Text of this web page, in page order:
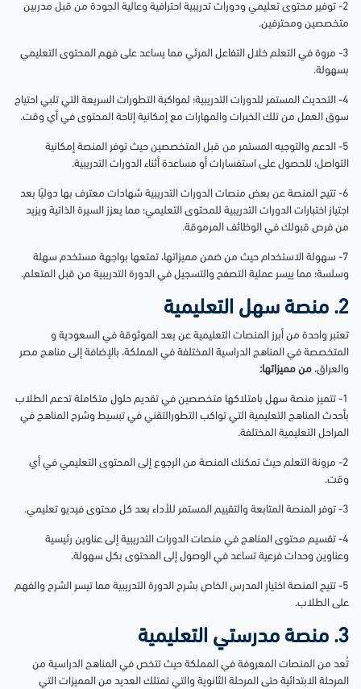
2- توفير محتوى تعليمي ودورات تدريبية احترافية وعالية الجودة من قبل مدربين
متخصصين ومحترفين.
3- مروة في التعلم خلال التفاعل المرئي مما يساعد على فهم المحتوى التعليمي
بسهولة.
4- التحديث المستمر للدورات التدريبية؛ لمواكبة التطورات السريعة التي تلبي احتياج
سوق العمل من تلك الخبرات والمهارات مع إمكانية إتاحة المحتوى في أي وقت.
5- الدعم والتوجيه المستمر من قبل المتخصصين حيث توفر المنصة إمكانية
التواصل؛ للحصول على استفسارات أو مساعدة أثناء الدورات التدريبية.
6- تتيح المنصة عن بعض منصات الدورات التدريبية شهادات معترف بها دوليًا بعد
اجتياز اختبارات الدورات التدريبية للمحتوى التعليمي؛ مما يعزز السيرة الذاتية ويزيد
من فرص قبولك في الوظائف المرموقة.
7- سهولة الاستخدام حيث من ضمن مميزاتها، تمتعها بواجهة مستخدم سهلة
وسلسة؛ مما ييسر عملية التصفح والتسجيل في الدورة التدريبية من قبل المتعلم.
2. منصة سهل التعليمية
تعتبر واحدة من أبرز المنصات التعليمية عن بعد الموثوقة في السعودية و
المتخصصة في المناهج الدراسية المختلفة في المملكة، بالإضافة إلى مناهج مصر
والعراق، من مميزاتها:
1- تتميز منصة سهل بامتلاكها متخصصين في تقديم حلول متكاملة تدعم الطلاب
بأحدث المناهج التعليمية التي تواكب التطورالتقني في تبسيط وشرح المناهج في
المراحل التعليمية المختلفة.
2- مرونة التعلم حيث تمكنك المنصة من الرجوع إلى المحتوى التعليمي في أي
وقت.
3- توفر المنصة المتابعة والتقييم المستمر للأداء بعد كل محتوى فيديو تعليمي.
4- تقسيم محتوى المناهج في منصات الدورات التدريبية إلى عناوين رئيسية
وعناوين وحدات فرعية تساعد في الوصول إلى المحتوى بكل سهولة.
5- تتيح المنصة اختيار المدرس الخاص بشرح الدورة التدريبية مما تيسر الشرح والفهم
على الطلاب.
3. منصة مدرستي التعليمية
تُعد من المنصات المعروفة في المملكة حيث تتخص في المناهج الدراسية من
المرحلة الابتدائية حتى المرحلة الثانوية والتي تمتلك العديد من المميزات التي